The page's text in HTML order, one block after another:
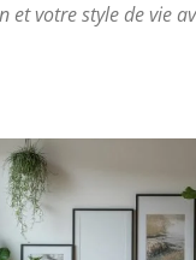
et votre style de vie